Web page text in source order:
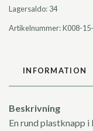
Lagersaldo: 34
Artikelnummer:K008-
INFORMATION
Beskrivning
En rund plastknapp